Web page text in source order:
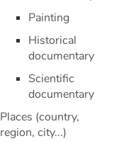
Painting
Historical
documentary
Scientific
documentary
Places (country,
region, city...)